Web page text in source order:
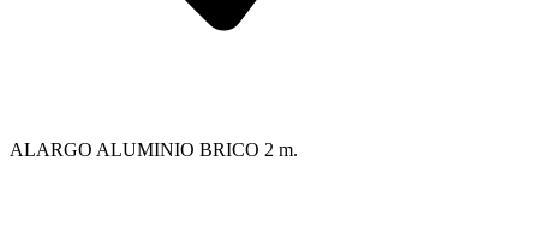
ALARGO ALUMINIO BRICO 2 m.